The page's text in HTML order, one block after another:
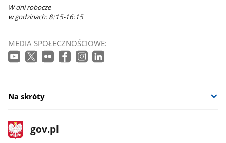
W dni robocze
w godzinach: 8:15-16:15
MEDIA SPOŁECZNOŚCIOWE:
Na skróty
stopka
gov.pl
Strona
gov.pl